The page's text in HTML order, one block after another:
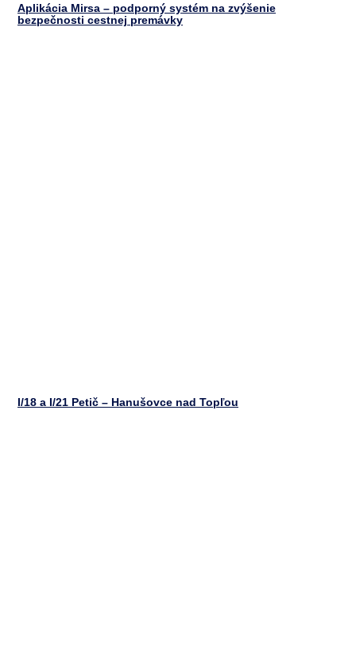
Aplikácia Mirsa – podporný systém na zvýšenie
bezpečnosti cestnej premávky
I/18 a I/21 Petič – Hanušovce nad Topľou